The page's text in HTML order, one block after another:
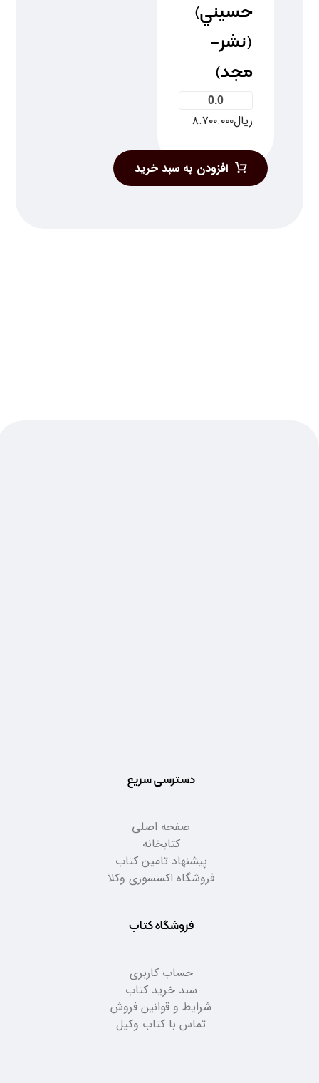
حسيني)
(نشر-
مجد)
0.0
ریال۸.۷۰۰.۰۰۰
افزودن به سبد خرید
دسترسی سریع
صفحه اصلی
کتابخانه
پیشنهاد تامین کتاب
فروشگاه اکسسوری وکلا
فروشگاه کتاب
حساب کاربری
سبد خرید کتاب
شرایط و قوانین فروش
تماس با کتاب وکیل